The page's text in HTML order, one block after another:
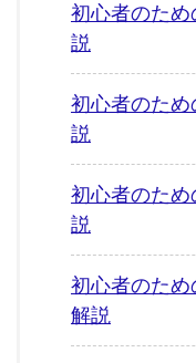
初心者のた
説
初心者のた
説
初心者のた
説
初心者のた
解説